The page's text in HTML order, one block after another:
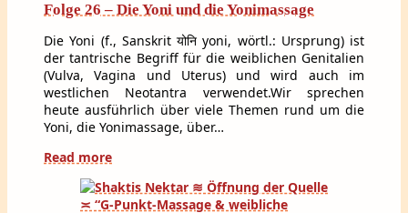
Folge 26 – Die Yoni und die Yonimassage
Die Yoni (f., Sanskrit योनि yoni, wörtl.: Ursprung) ist
der tantrische Begriff für die weiblichen Genitalien
(Vulva, Vagina und Uterus) und wird auch im
westlichen Neotantra verwendet.Wir sprechen
heute ausführlich über viele Themen rund um die
Yoni, die Yonimassage, über…
Read more